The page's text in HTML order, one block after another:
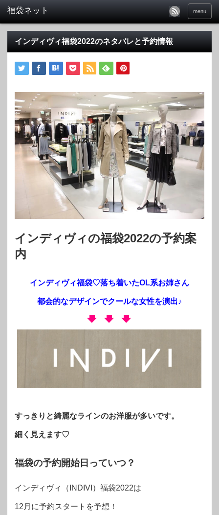
福袋ネット menu
インディヴィ福袋2022のネタバレと予約情報
インディヴィの福袋2022の予約案
内
インディヴィ福袋♡落ち着いたOL系お姉さん
都会的なデザインでクールな女性を演出♪
すっきりと綺麗なラインのお洋服が多いです。
細く見えます♡
福袋の予約開始日っていつ？
インディヴィ（INDIVI）福袋2022は
12月に予約スタートを予想！